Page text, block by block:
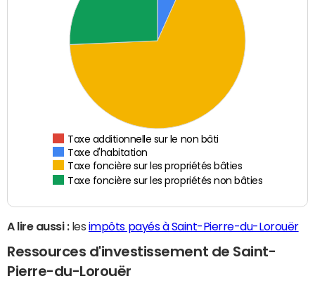
Taxe additionnelle sur le non bâti
Taxe d'habitation
Taxe foncière sur les propriétés bâties
Taxe foncière sur les propriétés non bâties
A lire aussi :les impôts payés à Saint-Pierre-du-Lorouër
Ressources d'investissement de Saint-
Pierre-du-Lorouër